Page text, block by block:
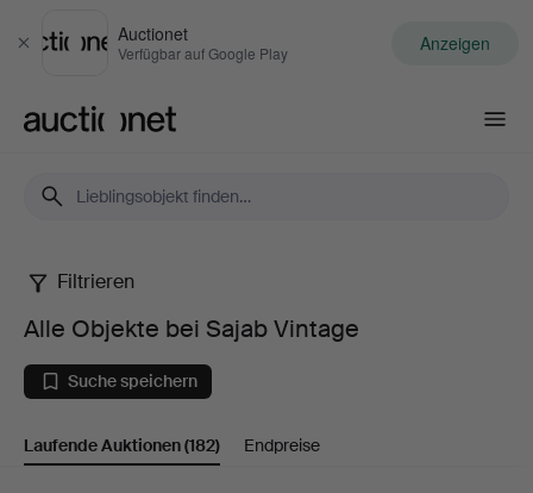
Schließen
Auctionet
Verfügbar auf Google Play Anzeigen
Alle
Objekte
bei
Sajab
Filtrieren
Alle Objekte bei Sajab Vintage
Suche speichern
Laufende Auktionen(182) Endpreise